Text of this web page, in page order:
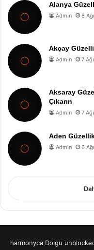
Alanya
Admin 8
Akçay
Admin 7
Aksaray
Çıkarın
Admin 7
Aden
Admin 6
harmonyca Dolgu